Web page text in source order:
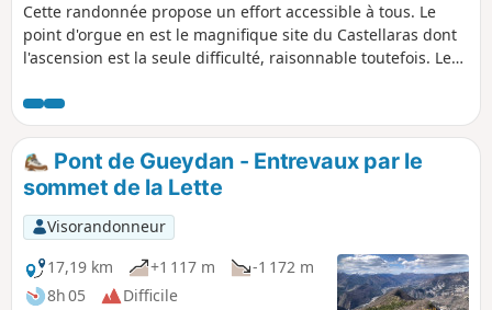
Cette randonnée propose un effort accessible à tous. Le
point d'orgue en est le magnifique site du Castellaras dont
l'ascension est la seule difficulté, raisonnable toutefois. Le
de Thorenc. Le parcours est également agrémenté par la
vue du Lac de Thorenc et le Château des Quatre Tours. La
variété des paysages et des cheminements sont l'autre
aspect intéressant de cette randonnée. De surcroît, il n'y a
aucune difficulté d'orientation.
Pont de Gueydan - Entrevaux par le
sommet de la Lette
Visorandonneur
17,19 km
+1 117 m
-1 172 m
8h 05
Difficile